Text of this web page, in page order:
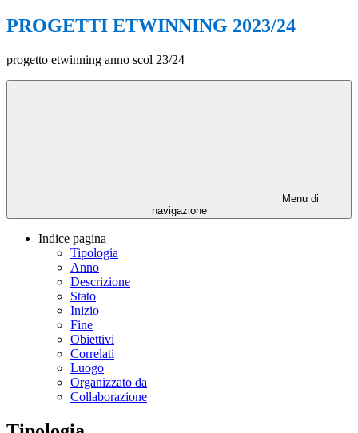
PROGETTI ETWINNING 2023/24
progetto etwinning anno scol 23/24
Menu di
navigazione
Indice pagina
Tipologia
Anno
Descrizione
Stato
Inizio
Fine
Obiettivi
Correlati
Luogo
Organizzato da
Collaborazione